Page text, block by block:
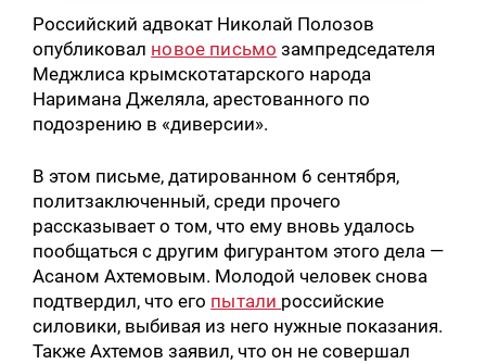
Российский адвокат Николай Полозов
опубликовал новое письмо зампредседателя
Меджлиса крымскотатарского народа
Наримана Джеляла, арестованного по
подозрению в «диверсии».
В этом письме, датированном 6 сентября,
политзаключенный, среди прочего
рассказывает о том, что ему вновь удалось
пообщаться с другим фигурантом этого дела —
Асаном Ахтемовым. Молодой человек снова
подтвердил, что его пытали российские
силовики, выбивая из него нужные показания.
Также Ахтемов заявил, что он не совершал